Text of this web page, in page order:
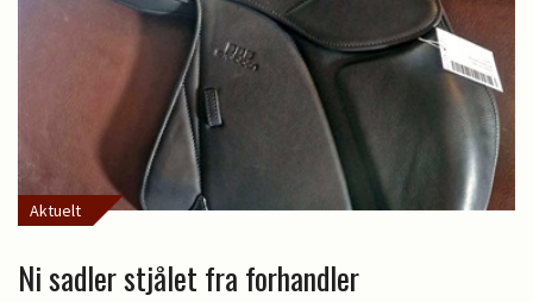
Aktuelt
Ni sadler stjålet fra forhandler